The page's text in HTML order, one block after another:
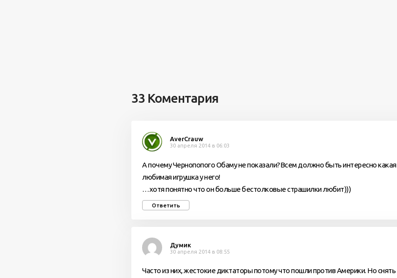
33 Коментария
AverCrauw
30 апреля 2014 в 06:03
А почему Чернопопого Обаму не показали?Всем должно быть интересно какая
любимая игрушка у него!
…хотя понятно что он больше бестолковые страшилки любит)))
Ответить
Думик
30 апреля 2014 в 08:55
Часто из них, жестокие диктаторы потому что пошли против Америки. Но снять